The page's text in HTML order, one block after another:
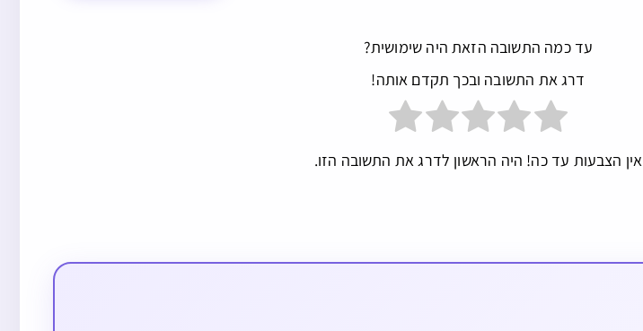
עד כמה התשובה הזאת היה שימושית?
דרג את התשובה ובכך תקדם אותה!
אין הצבעות עד כה! היה הראשון לדרג את התשובה הזו.